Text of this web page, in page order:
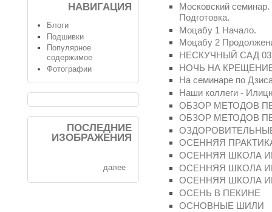
Московский
Подготовка.
Моцабу 1 Начало.
Моцабу 2
НЕСКУЧНЫЙ САД
НОЧЬ НА
На семинаре по
Наши коллеги -
ОБЗОР МЕТОДОВ
ОБЗОР МЕТОДОВ
ОСЕННЯЯ
ОСЕННЯЯ ШКОЛА
ОСЕННЯЯ ШКОЛА
ОСЕННЯЯ ШКОЛА
ОСЕНЬ В ПЕКИНЕ
ОСНОВНЫЕ ШИЛИ
НАВИГАЦИЯ
Блоги
Подшивки
Популярное
содержимое
Фотографии
ПОСЛЕДНИЕ
ИЗОБРАЖЕНИЯ
далее